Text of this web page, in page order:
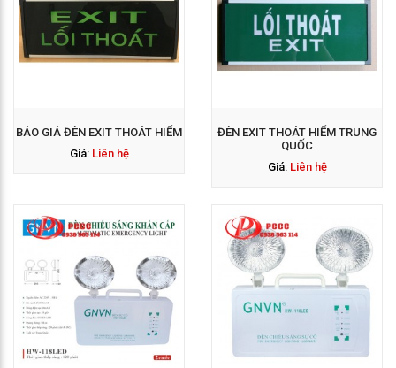
BÁO GIÁ ĐÈN EXIT THOÁT HIỂM
Giá: Liên hệ
GỌI NGAY: 0938 563
ĐÈN EXIT THOÁT HIỂM TRUNG
QUỐC
Giá: Liên hệ
GỌI NGAY: 0938 563
114